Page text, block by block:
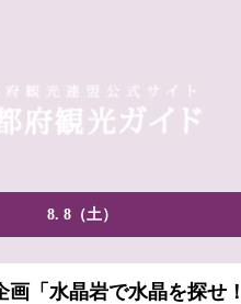
8. 8（土）
「水晶岩で水晶を探せ！